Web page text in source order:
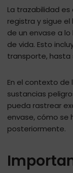
La trazabilidad
registra y sigue
de un envase a
de vida. Esto
transporte, hasta
En el contexto
sustancias
pueda rastrear
envase, cómo se
posteriormente.